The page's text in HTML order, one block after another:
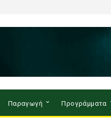
Παραγωγή Προγράμματα